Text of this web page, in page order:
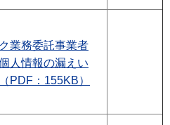
業務委託事業者
人情報の漏えい
PDF：155KB）